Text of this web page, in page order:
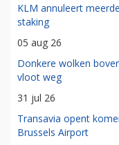
KLM annuleert
staking
05 aug 26
Donkere wolken
vloot weg
31 jul 26
Transavia opent
Brussels Airport